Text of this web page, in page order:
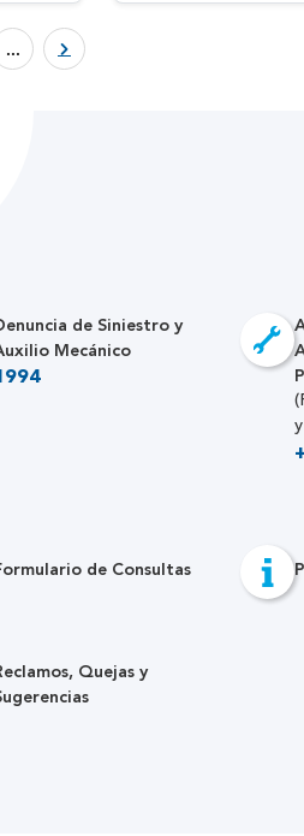
...
de Siniestro y
Mecánico
de Consultas
Quejas y